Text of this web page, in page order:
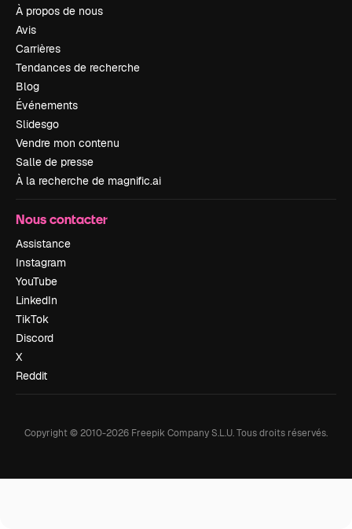
À propos de nous
Avis
Carrières
Tendances de recherche
Blog
Événements
Slidesgo
Vendre mon contenu
Salle de presse
À la recherche de magnific.ai
Nous contacter
Assistance
Instagram
YouTube
LinkedIn
TikTok
Discord
X
Reddit
Copyright © 2010-2026 Freepik Company S.L.U.Tous droits réservés.